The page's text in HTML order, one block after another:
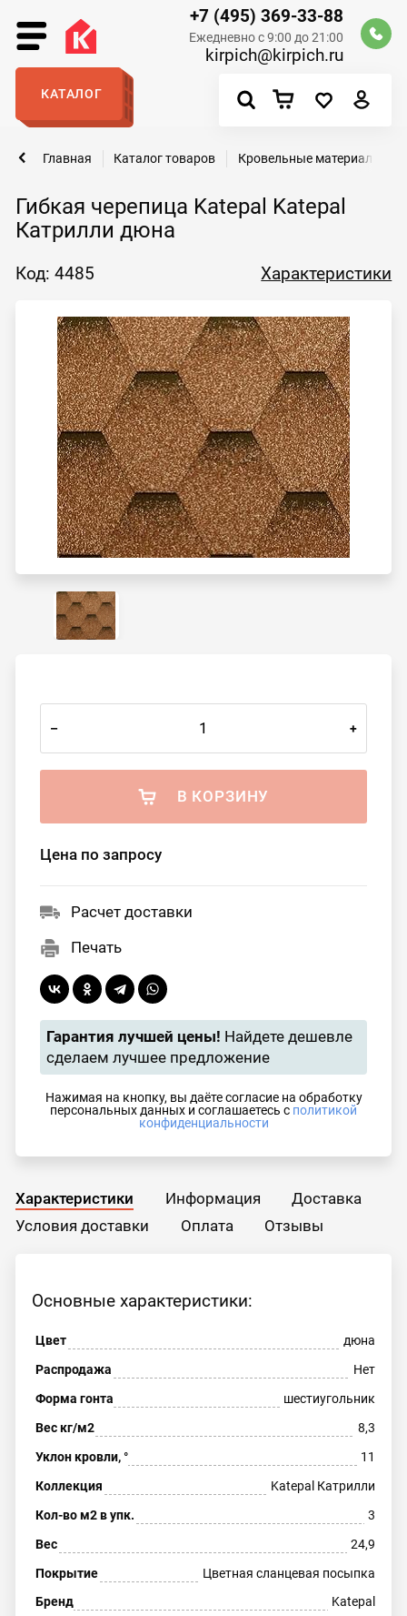
+7 (495) 369-33-88
Ежедневно с 9:00 до 21:00
kirpich@kirpich.ru
КАТАЛОГ
Гибкая черепица Katepal Katepal
Катрилли дюна
Главная Каталог товаров Кровельные материалы
Код: 4485 Характеристики
– +
В КОРЗИНУ
Цена по запросу
Расчет доставки
Печать
Гарантия лучшей цены! Найдете дешевле
сделаем лучшее предложение
Нажимая на кнопку, вы даёте согласие на обработку
персональных данных и соглашаетесь с политикой
конфиденциальности
Характеристики Информация
Доставка
Условия доставки
Оплата Отзывы
Основные характеристики:
Цвет
дюна
Распродажа
Нет
Форма гонта
шестиугольник
Вес кг/м2
8,3
Уклон кровли, °
11
Коллекция
Katepal Катрилли
Кол-во м2 в упк.
3
Вес
24,9
Покрытие
Цветная сланцевая посыпка
Бренд
Katepal